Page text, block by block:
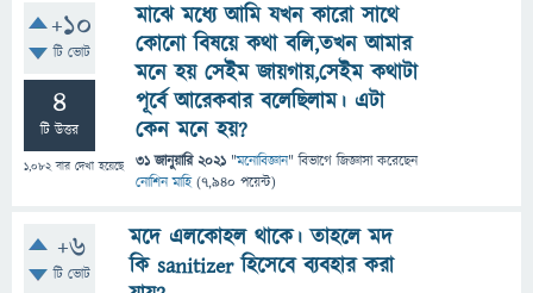
+10
টি ভোট
4
টি উত্তর
1,082বার দেখা হয়েছে
মাঝে মধ্যে আমি যখন কারো সাথে
কোনো বিষয়ে কথা বলি,তখন আমার
মনে হয় সেইম জায়গায়,সেইম কথাটা
পূর্বে আরেকবার বলেছিলাম। এটা
কেন মনে হয়?
31 জানুয়ারি 2021 "মনোবিজ্ঞান" বিভাগে জিজ্ঞাসাকরেছেন
নোশিন মাহি (7,940 পয়েন্ট)
+6
টি ভোট
মদে এলকোহল থাকে। তাহলে মদ
কি sanitizer হিসেবে ব্যবহার করা